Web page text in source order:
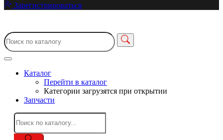
Зарегистрироваться
Каталог
Перейти в каталог
Категории загрузятся при открытии
Запчасти